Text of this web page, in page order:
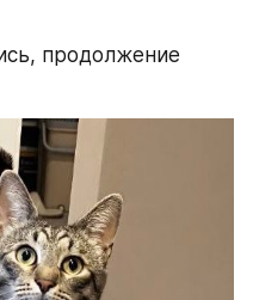
продолжение